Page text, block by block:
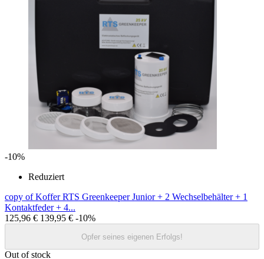
-10%
Reduziert
copy of Koffer RTS Greenkeeper Junior + 2 Wechselbehälter + 1
Kontaktfeder + 4...
125,96 € 139,95 € -10%
Opfer seines eigenen Erfolgs!
Out of stock